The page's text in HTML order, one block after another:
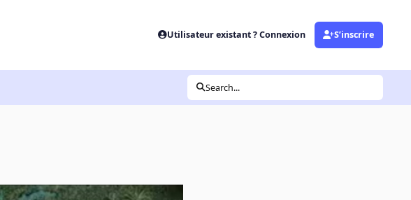
Utilisateur existant ? Connexion S’inscrire
Search...